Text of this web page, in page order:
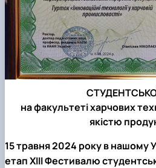
на факультеті харчових
якістю
15 травня 2024 року в нашому
етап ХІІІ Фестивалю